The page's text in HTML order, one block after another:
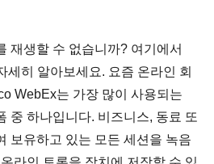
재생할 수 없습니까? 여기에서
세히 알아보세요. 요즘 온라인 회
WebEx는 가장 많이 사용되는
중 하나입니다. 비즈니스, 동료 또
보유하고 있는 모든 세션을 녹음